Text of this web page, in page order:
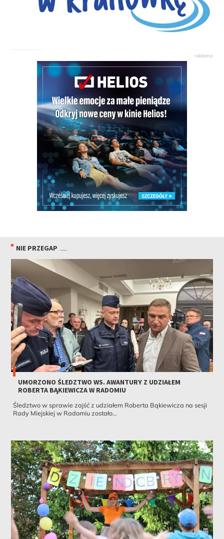
NIE PRZEGAP
UMORZONO ŚLEDZTWO WS. AWANTURY Z UDZIAŁEM
ROBERTA BĄKIEWICZA W RADOMIU
Śledztwo w sprawie zajść z udziałem Roberta Bąkiewicza na sesji
Rady Miejskiej w Radomiu zostało...